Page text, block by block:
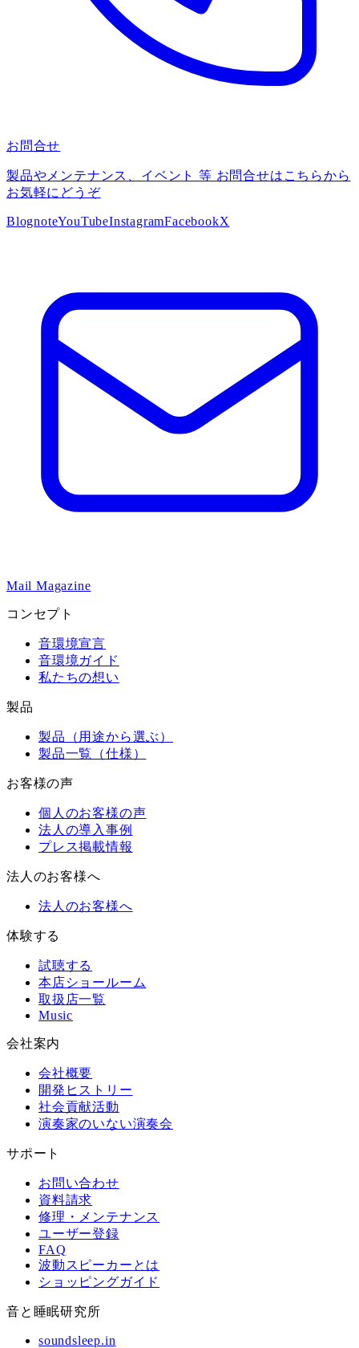
お問合せ
製品やメンテナンス、イベント 等 お問合せはこちらから
お気軽にどうぞ
BlognoteYouTubeInstagramFacebookX
Mail Magazine
コンセプト
音環境宣言
音環境ガイド
私たちの想い
製品
製品（用途から選ぶ）
製品一覧（仕様）
お客様の声
個人のお客様の声
法人の導入事例
プレス掲載情報
法人のお客様へ
法人のお客様へ
体験する
試聴する
本店ショールーム
取扱店一覧
Music
会社案内
会社概要
開発ヒストリー
社会貢献活動
演奏家のいない演奏会
サポート
お問い合わせ
資料請求
修理・メンテナンス
ユーザー登録
FAQ
波動スピーカーとは
ショッピングガイド
音と睡眠研究所
soundsleep.in